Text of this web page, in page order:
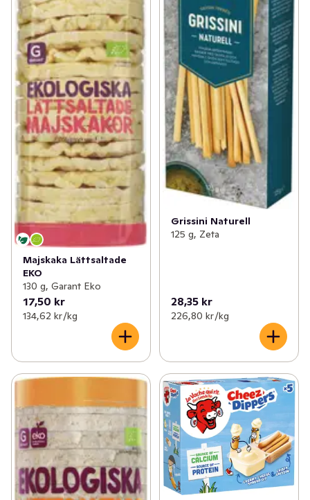
Majskaka Lättsaltade
EKO
130 g, Garant Eko
17,50 kr
134,62 kr /kg
Grissini Naturell
125 g, Zeta
28,35 kr
226,80 kr /kg